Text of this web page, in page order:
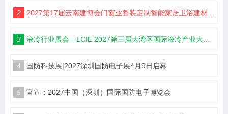
2 2027第17届云南建博会门窗业整装定制智能家居卫浴建材展会
3 液冷行业展会—LCIE 2027第三届大湾区国际液冷产业大会暨展览会（深圳）
4 国防科技展|2027深圳国防电子展4月9日启幕
5 官宣：2027中国（深圳）国际国防电子博览会